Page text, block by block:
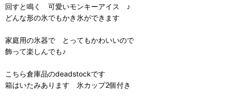
回すと鳴く 可愛いモンキーアイス ♪
どんな形の氷でもかき氷ができます
家庭用の氷器で とってもかわいいので
飾って楽しんでも♪
こちら倉庫品のdeadstockです
箱はいたみあります 氷カップ2個付き